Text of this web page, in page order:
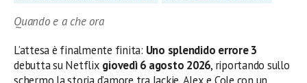
Quando e a che ora
L’attesa è finalmente finita: Uno splendido errore 3
debutta su Netflix giovedì 6 agosto 2026, riportando sullo